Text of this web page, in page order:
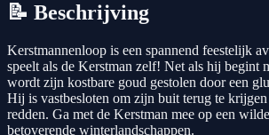
📝 Beschrijving
Kerstmannenloop is een spannend feestelijk
speelt als de Kerstman zelf! Net als hij begint
wordt zijn kostbare goud gestolen door een
Hij is vastbesloten om zijn buit terug te
redden. Ga met de Kerstman mee op een
betoverende winterlandschappen.